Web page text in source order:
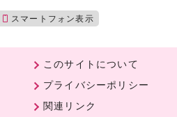
スマートフォン表示
このサイトについて
プライバシーポリシー
関連リンク